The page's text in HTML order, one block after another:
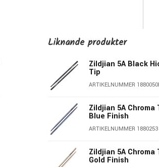
Liknande produkter
Zildjian 5A Black
Tip
ARTIKELNUMMER
Zildjian 5A
Blue Finish
ARTIKELNUMMER 1880253
Zildjian 5A
Gold Finish